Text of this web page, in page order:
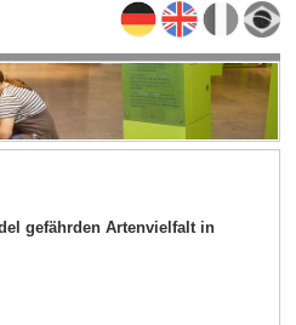
gefährden Artenvielfalt in